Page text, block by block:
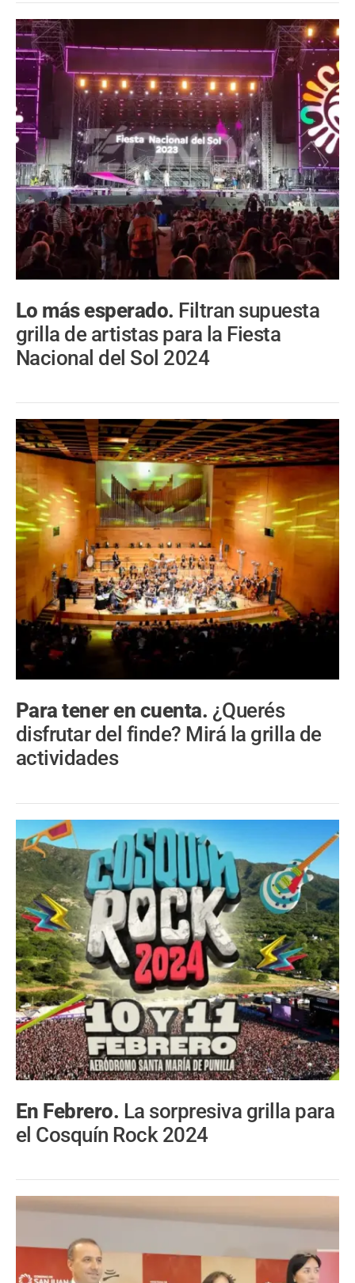
Lo más esperado. Filtran supuesta
grilla de artistas para la Fiesta
Nacional del Sol 2024
Para tener en cuenta. ¿Querés
disfrutar del finde? Mirá la grilla de
actividades
En Febrero. La sorpresiva grilla para
el Cosquín Rock 2024